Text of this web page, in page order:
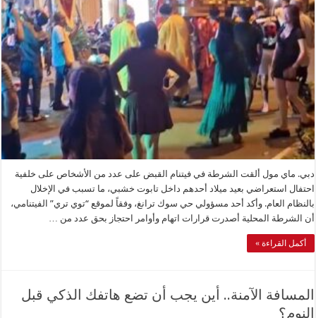
دبي. ماي مول ألقت الشرطة في فيتنام القبض على عدد من الأشخاص على خلفية
احتفال استعراضي بعيد ميلاد أحدهم داخل تابوت خشبي، ما تسبب في الإخلال
بالنظام العام. وأكد أحد مسؤولي حي سوك ترانغ، وفقاً لموقع “توي تري” الفيتنامي،
أن الشرطة المحلية أصدرت قرارات اتهام وأوامر احتجاز بحق عدد من …
أكمل القراءة »
المسافة الآمنة.. أين يجب أن تضع هاتفك الذكي قبل
النوم؟